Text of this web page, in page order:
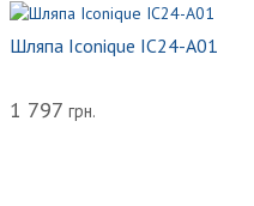
Шляпа Iconique IC24-A01
1 797 грн.